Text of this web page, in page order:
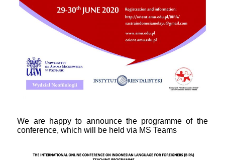
We are happy to announce the programme of the
conference, which will be held via MS Teams